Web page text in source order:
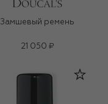
Замшевый ремень
21 050 ₽